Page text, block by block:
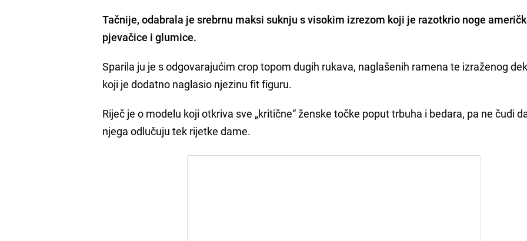
Tačnije, odabrala je srebrnu maksi suknju s visokim izrezom koji je razotkrio noge
pjevačice i glumice.
Sparila ju je s odgovarajućim crop topom dugih rukava, naglašenih ramena te izraženog
koji je dodatno naglasio njezinu fit figuru.
Riječ je o modelu koji otkriva sve „kritične“ ženske točke poput trbuha i bedara, pa ne čudi
njega odlučuju tek rijetke dame.